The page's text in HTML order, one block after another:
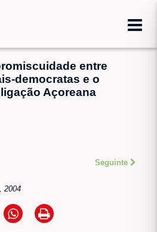
entre
democratas e o
Açoreana
Seguinte
2004